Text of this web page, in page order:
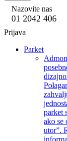
Nazovite nas
01 2042 406
Prijava
Parket
parket
ako se
utor”.